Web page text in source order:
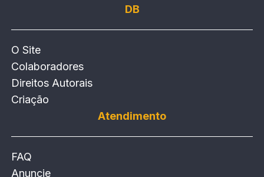
DB
O Site
Colaboradores
Direitos Autorais
Criação
Atendimento
FAQ
Anuncie